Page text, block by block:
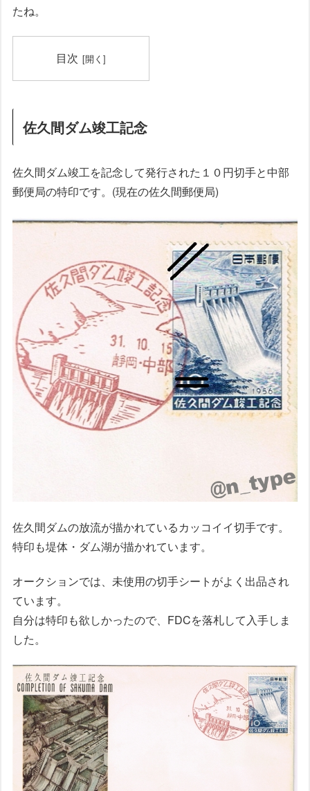
たね。
目次
佐久間ダム竣工記念
佐久間ダム竣工を記念して発行された１０円切手と中部
郵便局の特印です。(現在の佐久間郵便局)
佐久間ダムの放流が描かれているカッコイイ切手です。
特印も堤体・ダム湖が描かれています。
オークションでは、未使用の切手シートがよく出品され
ています。
自分は特印も欲しかったので、FDCを落札して入手しま
した。